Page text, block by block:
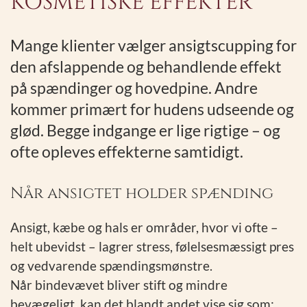
Mange klienter vælger ansigtscupping for
den afslappende og behandlende effekt
på spændinger og hovedpine. Andre
kommer primært for hudens udseende og
glød. Begge indgange er lige rigtige – og
ofte opleves effekterne samtidigt.
Når ansigtet holder spænding
Ansigt, kæbe og hals er områder, hvor vi ofte –
helt ubevidst – lagrer stress, følelsesmæssigt pres
og vedvarende spændingsmønstre.
Når bindevævet bliver stift og mindre